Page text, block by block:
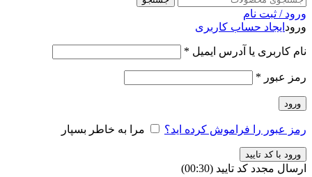
ورود / ثبت نام
ورود ایجاد حساب کاربری
نام کاربری یا آدرس ایمیل *
رمز عبور *
ورود
رمز عبور را فراموش کرده اید؟ مرا به خاطر بسپار
ورود با کد تایید
ارسال مجدد کد تایید (00:
30
)